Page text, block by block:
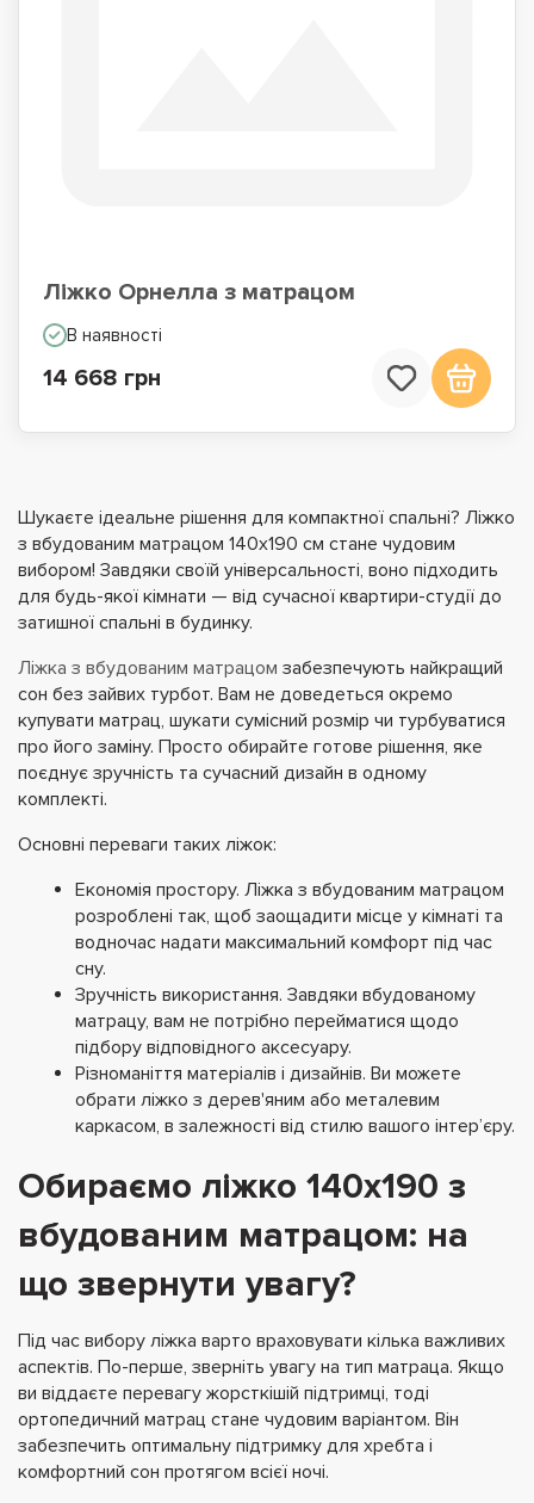
Ліжко Орнелла з матрацом
В наявності
14 668 грн
Шукаєте ідеальне рішення для компактної спальні? Ліжко
з вбудованим матрацом 140х190 см стане чудовим
вибором! Завдяки своїй універсальності, воно підходить
для будь-якої кімнати — від сучасної квартири-студії до
затишної спальні в будинку.
Ліжка з вбудованим матрацом забезпечують найкращий
сон без зайвих турбот. Вам не доведеться окремо
купувати матрац, шукати сумісний розмір чи турбуватися
про його заміну. Просто обирайте готове рішення, яке
поєднує зручність та сучасний дизайн в одному
комплекті.
Основні переваги таких ліжок:
Економія простору. Ліжка з вбудованим матрацом
розроблені так, щоб заощадити місце у кімнаті та
водночас надати максимальний комфорт під час
сну.
Зручність використання. Завдяки вбудованому
матрацу, вам не потрібно перейматися щодо
підбору відповідного аксесуару.
Різноманіття матеріалів і дизайнів. Ви можете
обрати ліжко з дерев'яним або металевим
каркасом, в залежності від стилю вашого інтер’єру.
Обираємо ліжко 140х190 з
вбудованим матрацом: на
що звернути увагу?
Під час вибору ліжка варто враховувати кілька важливих
аспектів. По-перше, зверніть увагу на тип матраца. Якщо
ви віддаєте перевагу жорсткішій підтримці, тоді
ортопедичний матрац стане чудовим варіантом. Він
забезпечить оптимальну підтримку для хребта і
комфортний сон протягом всієї ночі.